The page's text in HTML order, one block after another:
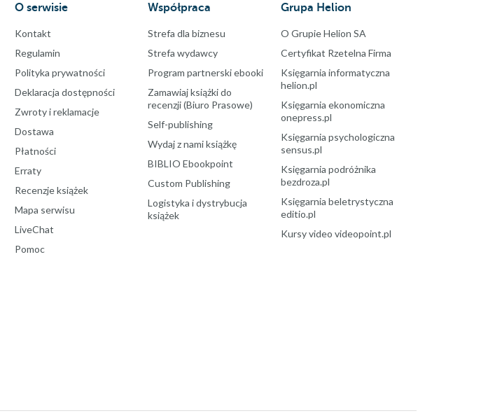
O serwisie
Kontakt
Regulamin
Polityka prywatności
Deklaracja dostępności
Zwroty i reklamacje
Dostawa
Płatności
Erraty
Recenzje książek
Mapa serwisu
LiveChat
Pomoc
Współpraca
Strefa dla biznesu
Strefa wydawcy
Program partnerski ebooki
Zamawiaj książki do
recenzji (Biuro Prasowe)
Self-publishing
Wydaj z nami książkę
BIBLIO Ebookpoint
Custom Publishing
Logistyka i dystrybucja
książek
Grupa Helion
O Grupie Helion SA
Certyfikat Rzetelna Firma
Księgarnia informatyczna
helion.pl
Księgarnia ekonomiczna
onepress.pl
Księgarnia psychologiczna
sensus.pl
Księgarnia podróżnika
bezdroza.pl
Księgarnia beletrystyczna
editio.pl
Kursy video videopoint.pl